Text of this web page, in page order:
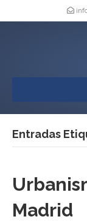
Entradas
Madrid